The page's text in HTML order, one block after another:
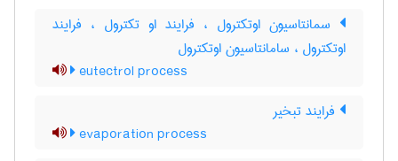
سمانتاسیون اوتکترول ، فرایند او تکترول ، فرایند
اوتکترول ، سامانتاسیون اوتکترول
eutectrol process
فرایند تبخیر
evaporation process